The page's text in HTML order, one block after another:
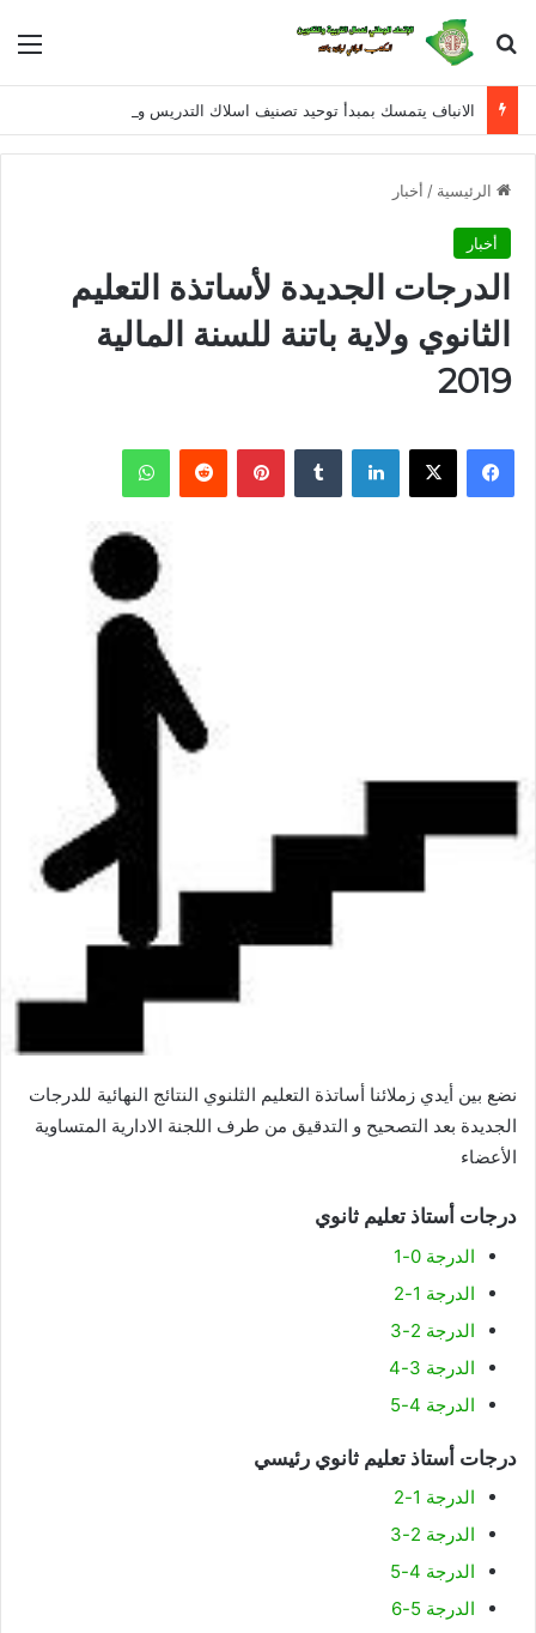
بحث عن
الرئيسية / أخبار
أخبار
الدرجات الجديدة لأساتذة التعليم
الثانوي ولاية باتنة للسنة المالية
2019
فيسبوك X لينكدإن بينتيريست واتساب
نضع بين أيدي زملائنا أساتذة التعليم الثلنوي النتائج النهائية للدرجات
الجديدة بعد التصحيح و التدقيق من طرف اللجنة الادارية المتساوية
الأعضاء
درجات أستاذ تعليم ثانوي
الدرجة 0-1
الدرجة 1-2
الدرجة 2-3
الدرجة 3-4
الدرجة 4-5
درجات أستاذ تعليم ثانوي رئيسي
الدرجة 1-2
الدرجة 2-3
الدرجة 4-5
الدرجة 5-6